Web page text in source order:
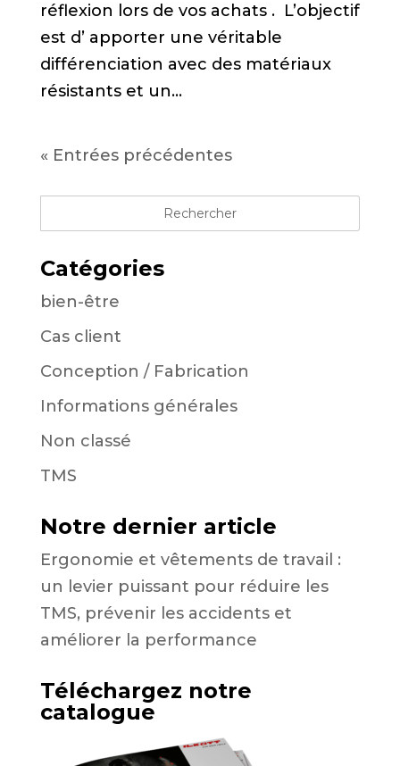
réflexion lors de vos achats . L’objectif
est d’ apporter une véritable
différenciation avec des matériaux
résistants et un...
« Entrées précédentes
Catégories
bien-être
Cas client
Conception / Fabrication
Informations générales
Non classé
TMS
Notre dernier article
Ergonomie et vêtements de travail :
un levier puissant pour réduire les
TMS, prévenir les accidents et
améliorer la performance
Téléchargez notre
catalogue